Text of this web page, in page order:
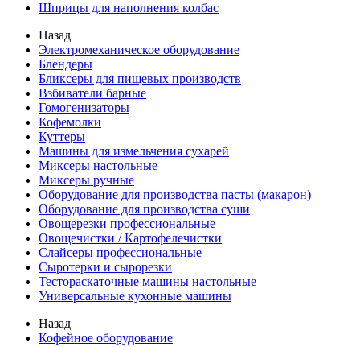
Шприцы для наполнения колбас
Назад
Электромеханическое оборудование
Блендеры
Бликсеры для пищевых производств
Взбиватели барные
Гомогенизаторы
Кофемолки
Куттеры
Машины для измельчения сухарей
Миксеры настольные
Миксеры ручные
Оборудование для производства пасты (макарон)
Оборудование для производства суши
Овощерезки профессиональные
Овощечистки / Картофелечистки
Слайсеры профессиональные
Сыротерки и сырорезки
Тестораскаточные машины настольные
Универсальные кухонные машины
Назад
Кофейное оборудование